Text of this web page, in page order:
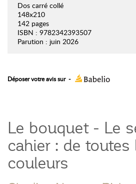
Dos carré collé
148x210
142 pages
ISBN : 9782342393507
Parution : juin 2026
Déposer votre avis sur -
Le bouquet - Le
cahier : de toutes
couleurs